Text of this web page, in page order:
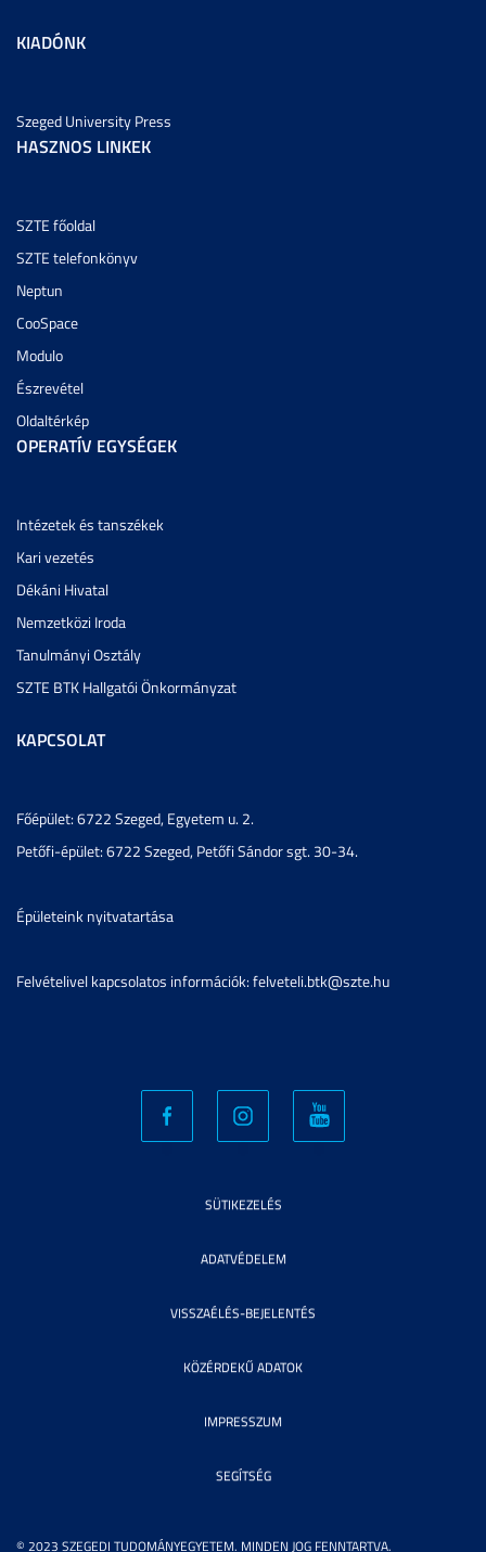
KIADÓNK
Szeged University Press
HASZNOS LINKEK
SZTE főoldal
SZTE telefonkönyv
Neptun
CooSpace
Modulo
Észrevétel
Oldaltérkép
OPERATÍV EGYSÉGEK
Intézetek és tanszékek
Kari vezetés
Dékáni Hivatal
Nemzetközi Iroda
Tanulmányi Osztály
SZTE BTK Hallgatói Önkormányzat
KAPCSOLAT
Főépület: 6722 Szeged, Egyetem u. 2.
Petőfi-épület: 6722 Szeged, Petőfi Sándor sgt. 30-34.
Épületeink nyitvatartása
Felvételivel kapcsolatos információk: felveteli.btk@szte.hu
© 2023 SZEGEDI TUDOMÁNYEGYETEM. MINDEN JOG FENNTARTVA.
SÜTIKEZELÉS
ADATVÉDELEM
VISSZAÉLÉS-BEJELENTÉS
KÖZÉRDEKŰ ADATOK
IMPRESSZUM
SEGÍTSÉG